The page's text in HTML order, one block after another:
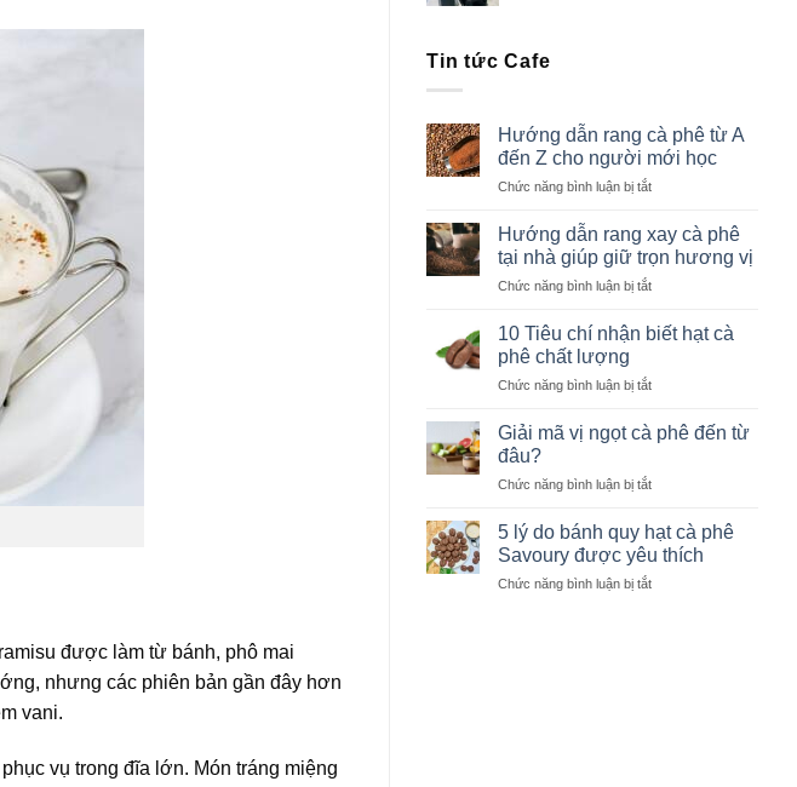
được làm từ bánh, phô mai
nhưng các phiên bản gần đây hơn
vani.
vụ trong đĩa lớn. Món tráng miệng
Tin tức Cafe
Hướng dẫn rang cà phê từ A
đến Z cho người mới học
Chức năng bình luận bị tắtở
rang
cà
phê
A
cho
mới
Hướng dẫn rang xay cà phê
tại nhà giúp giữ trọn hương vị
Chức năng bình luận bị tắtở
dẫn
cà
tại
giữ
hương
vị
10 Tiêu chí nhận biết hạt cà
phê chất lượng
Chức năng bình luận bị tắtở
Tiêu
chí
biết
cà
phê
lượng
Giải mã vị ngọt cà phê đến từ
đâu?
Chức năng bình luận bị tắtở
mã
vị
ngọt
cà
5 lý do bánh quy hạt cà phê
Savoury được yêu thích
Chức năng bình luận bị tắtở